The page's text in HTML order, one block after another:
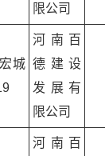
限公司
城
河南百
德建设
发展有
限公司
河南百